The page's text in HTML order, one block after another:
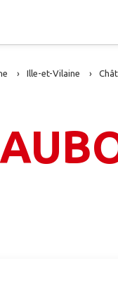
Ille-et-Vilaine